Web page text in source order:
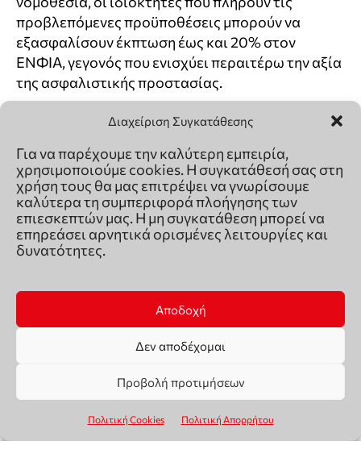
Διαχείριση Συγκατάθεσης
Για να παρέχουμε την καλύτερη εμπειρία,
χρησιμοποιούμε cookies. Η συγκατάθεσή σας στη
χρήση τους θα μας επιτρέψει να γνωρίσουμε
καλύτερα τη συμπεριφορά πλοήγησης των
επιεσκεπτών μας. Η μη συγκατάθεση μπορεί να
επηρεάσει αρνητικά ορισμένες λειτουργίες και
δυνατότητες.
Αποδοχή
Δεν αποδέχομαι
Προβολή προτιμήσεων
Πολιτική Cookies Πολιτική Απορρήτου